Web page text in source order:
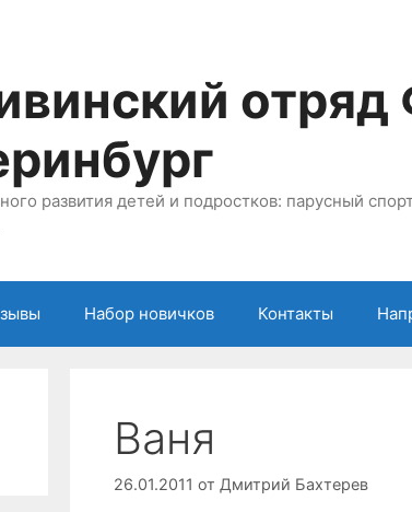
развития детей и подростков: парусный
Набор новичков Контакты
Ваня
26.01.2011 от Дмитрий Бахтерев